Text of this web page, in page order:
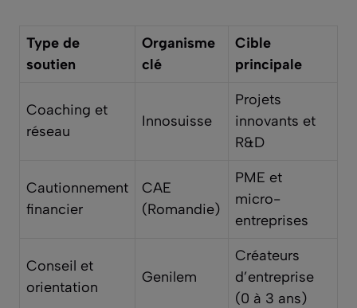
Type de
soutien
Organisme
clé
Cible
principale
Coaching et
réseau
Innosuisse
Projets
innovants et
R&D
Cautionnement
financier
CAE
(Romandie)
PME et
micro-
entreprises
Conseil et
orientation
Genilem
Créateurs
d’entreprise
(0 à 3 ans)